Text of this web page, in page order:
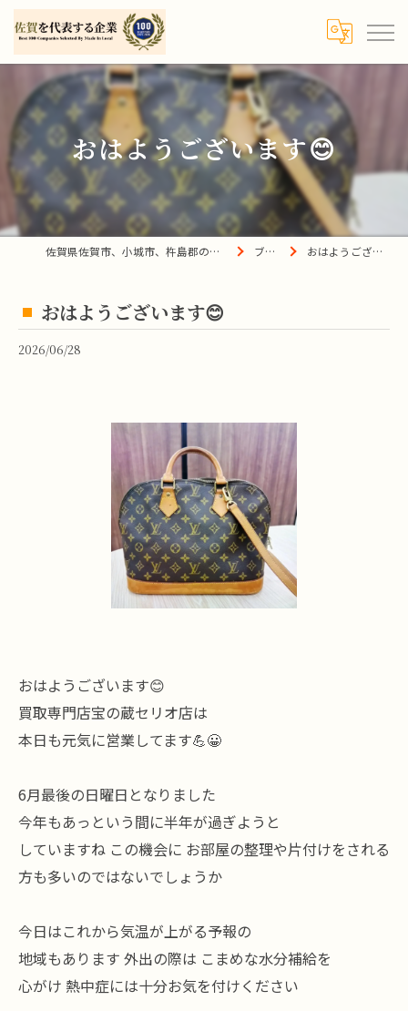
おはようございます😊
佐賀県佐賀市、小城市、杵島郡の買取は宝の蔵へ ブログ おはようございます😊
おはようございます😊
2026/06/28
おはようございます😊
買取専門店宝の蔵セリオ店は
本日も元気に営業してます💪😀
6月最後の日曜日となりました
今年もあっという間に半年が過ぎようと
していますね この機会に お部屋の整理や片付けをされる
方も多いのではないでしょうか
今日はこれから気温が上がる予報の
地域もあります 外出の際は こまめな水分補給を
心がけ 熱中症には十分お気を付けください